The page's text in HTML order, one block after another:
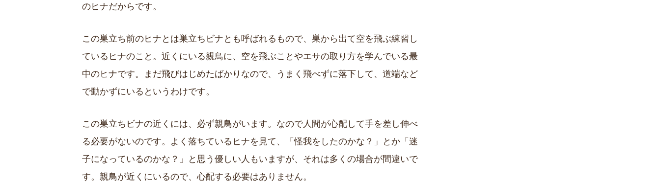
のヒナだからです。
この巣立ち前のヒナとは巣立ちビナとも呼ばれるもので、巣から出て空を飛ぶ練習し
ているヒナのこと。近くにいる親鳥に、空を飛ぶことやエサの取り方を学んでいる最
中のヒナです。まだ飛びはじめたばかりなので、うまく飛べずに落下して、道端など
で動かずにいるというわけです。
この巣立ちビナの近くには、必ず親鳥がいます。なので人間が心配して手を差し伸べ
る必要がないのです。よく落ちているヒナを見て、「怪我をしたのかな？」とか「迷
子になっているのかな？」と思う優しい人もいますが、それは多くの場合が間違いで
す。親鳥が近くにいるので、心配する必要はありません。